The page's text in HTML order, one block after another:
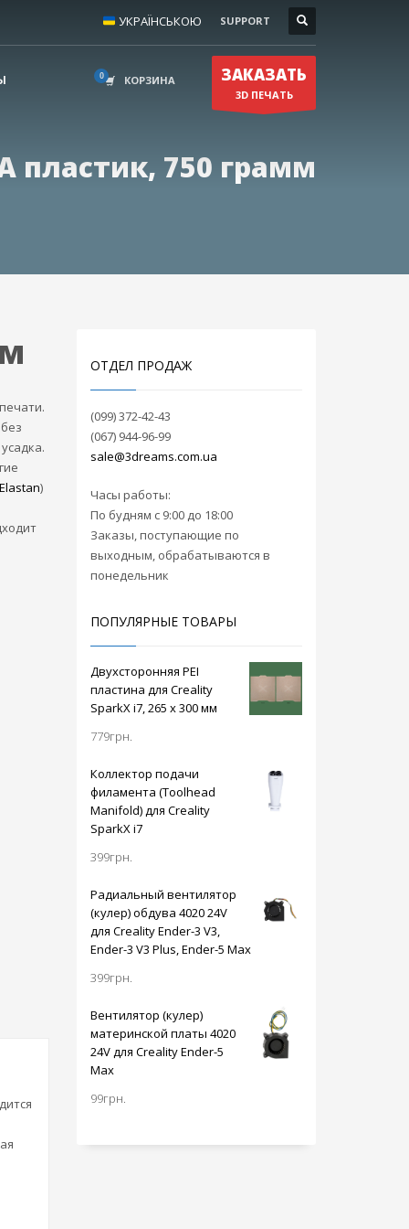
КОНТАКТЫ
(068) 279–28–94
УКРАЇНСЬКОЮ SUPPORT
КОРЗИНА ЗАКАЗАТЬ
3D ПЕЧАТЬ
пластик, 750 грамм
)
ОТДЕЛ ПРОДАЖ
(099) 372-42-43
(067) 944-96-99
sale@3dreams.com.ua
Часы работы:
По будням с 9:00 до 18:00
Заказы, поступающие по
выходным, обрабатываются в
понедельник
ПОПУЛЯРНЫЕ ТОВАРЫ
Двухсторонняя PEI
пластина для Creality
SparkX i7, 265 x 300 мм
779грн.
Коллектор подачи
филамента (Toolhead
Manifold) для Creality
SparkX i7
399грн.
Радиальный вентилятор
(кулер) обдува 4020 24V
для Creality Ender-3 V3,
Ender-3 V3 Plus, Ender-5 Max
399грн.
Вентилятор (кулер)
материнской платы 4020
24V для Creality Ender-5
Max
99грн.